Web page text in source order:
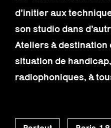
d’initier aux
son studio dans
Ateliers à destination
situation de
radiophoniques, à